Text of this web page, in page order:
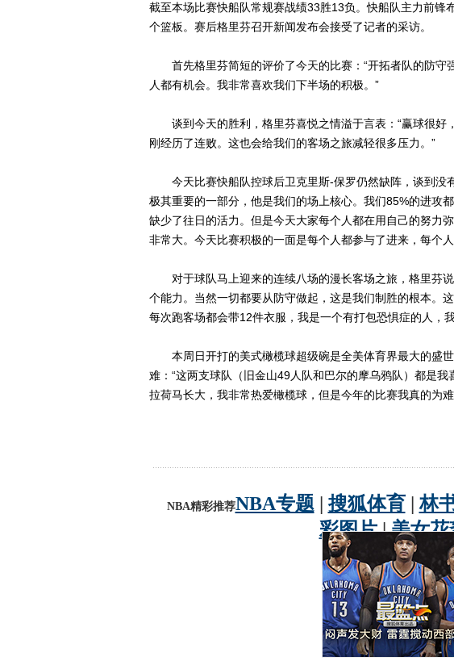
截至本场比赛快船队常规赛战绩33胜13负。快船队主力前锋
个篮板。赛后格里芬召开新闻发布会接受了记者的采访。
首先格里芬简短的评价了今天的比赛：“开拓者队的防守
人都有机会。我非常喜欢我们下半场的积极。”
谈到今天的胜利，格里芬喜悦之情溢于言表：“赢球很好
刚经历了连败。这也会给我们的客场之旅减轻很多压力。”
今天比赛快船队控球后卫克里斯-保罗仍然缺阵，谈到没
极其重要的一部分，他是我们的场上核心。我们85%的进攻
缺少了往日的活力。但是今天大家每个人都在用自己的努力
非常大。今天比赛积极的一面是每个人都参与了进来，每个
对于球队马上迎来的连续八场的漫长客场之旅，格里芬说
个能力。当然一切都要从防守做起，这是我们制胜的根本。
每次跑客场都会带12件衣服，我是一个有打包恐惧症的人，
本周日开打的美式橄榄球超级碗是全美体育界最大的盛世
难：“这两支球队（旧金山49人队和巴尔的摩乌鸦队）都是
拉荷马长大，我非常热爱橄榄球，但是今年的比赛我真的为